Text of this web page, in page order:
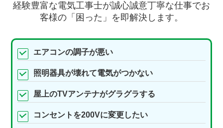
経験豊富な電気工事士が誠心誠意丁寧な仕事でお
客様の「困った」を即解決します。
エアコンの調子が悪い
照明器具が壊れて電気がつかない
屋上のTVアンテナがグラグラする
コンセントを200Vに変更したい